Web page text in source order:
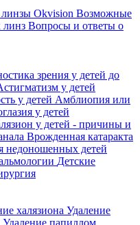
Okvision Возможные
Вопросы и ответы о
зрения у детей до
у детей
у детей Амблиопия или
у детей
у детей - причины и
Врожденная катаракта
недоношенных детей
Детские
халязиона Удаление
Удаление папиллом